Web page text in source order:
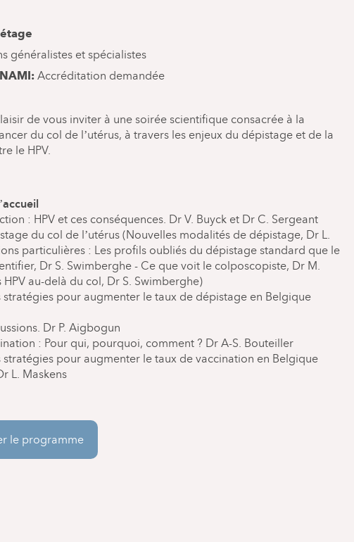
généralistes et spécialistes
Accréditation demandée
de vous inviter à une soirée scientifique consacrée à la
du col de l’utérus, à travers les enjeux du dépistage et de la
le HPV.
: HPV et ces conséquences. Dr V. Buyck et Dr C. Sergeant
du col de l’utérus (Nouvelles modalités de dépistage, Dr L.
particulières : Les profils oubliés du dépistage standard que le
Dr S. Swimberghe - Ce que voit le colposcopiste, Dr M.
HPV au-delà du col, Dr S. Swimberghe)
stratégies pour augmenter le taux de dépistage en Belgique
Dr P. Aigbogun
: Pour qui, pourquoi, comment ? Dr A-S. Bouteiller
stratégies pour augmenter le taux de vaccination en Belgique
L. Maskens
le programme